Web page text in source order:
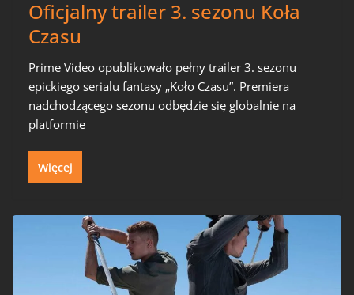
Oficjalny trailer 3. sezonu Koła
Czasu
Prime Video opublikowało pełny trailer 3. sezonu
epickiego serialu fantasy „Koło Czasu”. Premiera
nadchodzącego sezonu odbędzie się globalnie na
platformie
Więcej